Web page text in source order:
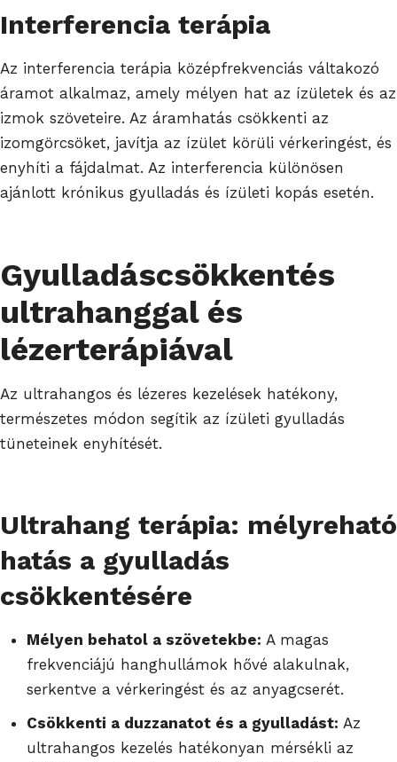
Interferencia terápia
Az interferencia terápia középfrekvenciás váltakozó
áramot alkalmaz, amely mélyen hat az ízületek és az
izmok szöveteire. Az áramhatás csökkenti az
izomgörcsöket, javítja az ízület körüli vérkeringést, és
enyhíti a fájdalmat. Az interferencia különösen
ajánlott krónikus gyulladás és ízületi kopás esetén.
Gyulladáscsökkentés
ultrahanggal és
lézerterápiával
Az ultrahangos és lézeres kezelések hatékony,
természetes módon segítik az ízületi gyulladás
tüneteinek enyhítését.
Ultrahang terápia: mélyreható
hatás a gyulladás
csökkentésére
Mélyen behatol a szövetekbe: A magas
frekvenciájú hanghullámok hővé alakulnak,
serkentve a vérkeringést és az anyagcserét.
Csökkenti a duzzanatot és a gyulladást: Az
ultrahangos kezelés hatékonyan mérsékli az